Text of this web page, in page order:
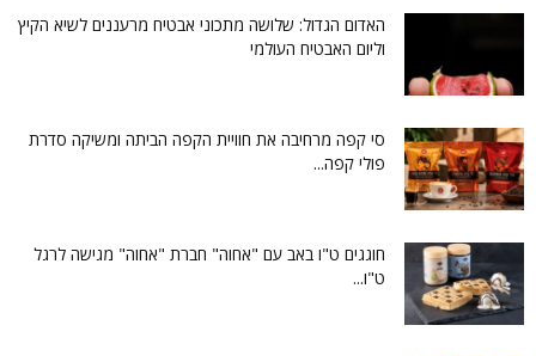
האדום הגדול: שלושה מתכוני אבטיח מרעננים לשיא הקיץ
וליום האבטיח העולמי
סי קפה מרחיבה את חוויית הקפה הביתה ומשיקה סדרת
פולי קפה...
חוגגים ט"ו באב עם "אחוה" חברת "אחוה" מגישה לרגל
ט"ו...